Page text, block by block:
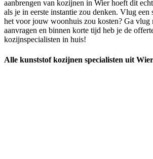
aanbrengen van kozijnen in Wier hoeft dit
als je in eerste instantie zou denken. Vlug
het voor jouw woonhuis zou kosten? Ga vlug
aanvragen en binnen korte tijd heb je de
kozijnspecialisten in huis!
Alle kunststof kozijnen specialisten uit Wier